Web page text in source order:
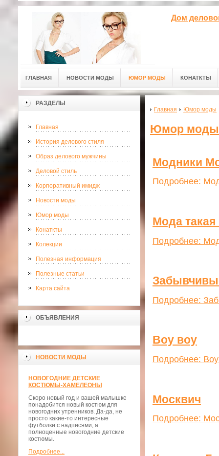
Дом
ГЛАВНАЯ НОВОСТИ МОДЫ ЮМОР МОДЫ КОНАТКТЫ
РАЗДЕЛЫ
Главная
История делового стиля
Образ делового мужчины
Деловой стиль
Корпоративный имидж
Новости моды
Юмор моды
Конаткты
Колекции
Полезная информация
Полезные статьи
Карта сайта
ОБЪЯВЛЕНИЯ
НОВОСТИ МОДЫ
НОВОГОДНИЕ ДЕТСКИЕ
КОСТЮМЫ-ХАМЕЛЕОНЫ
Скоро новый год и вашей малышке
понадобится новый костюм для
новогодних утренников. Да-да, не
просто какие-то интересные
футболки с надписями, а
полноценные новогодние детские
костюмы.
Подробнее...
Главная Юмор моды
Юмор моды
Модники
Подробнее:
Мода
Подробнее:
Подробнее:
Воу воу
Подробнее:
Москвич
Подробнее: